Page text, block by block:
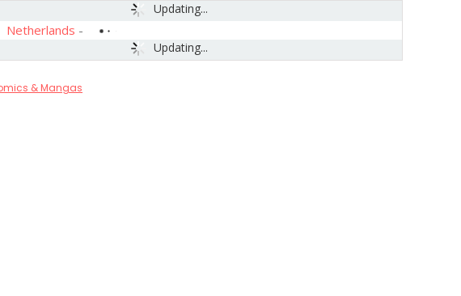
Updating...
Updating...
Netherlands -
& Mangas